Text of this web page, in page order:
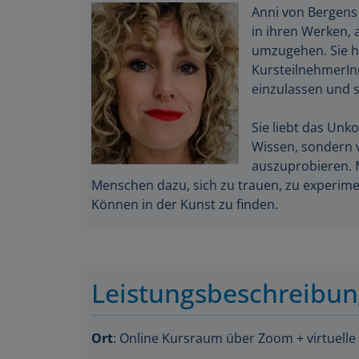
Anni von
in ihren Werken,
umzugehen. Sie
einzulassen und
Sie liebt das
Wissen, sondern
auszuprobieren.
Menschen dazu, sich zu trauen, zu
Können in der Kunst zu finden.
Ort: Online Kursraum über Zoom +